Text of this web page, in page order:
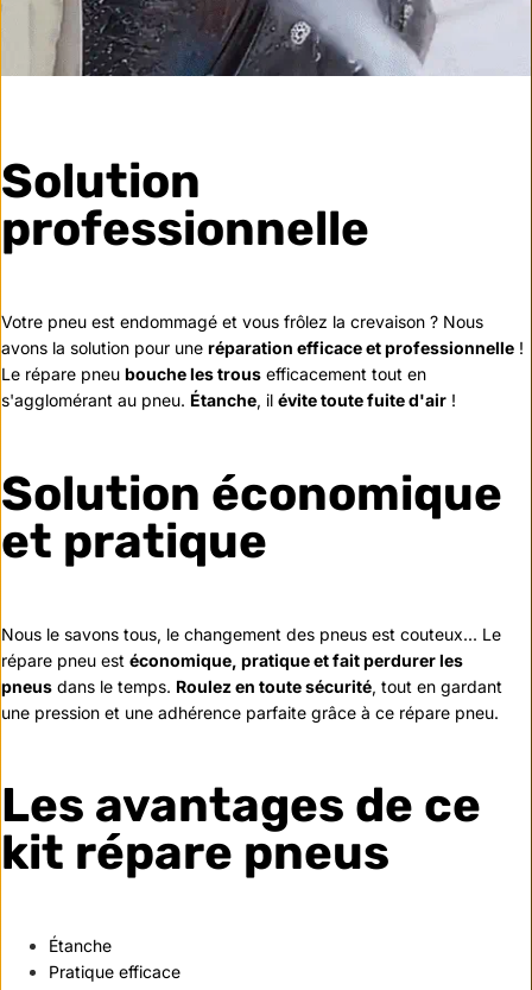
Solution
professionnelle
Votre pneu est endommagé et vous frôlez la crevaison ? Nous
avons la solution pour une réparation efficace et professionnelle !
Le répare pneu bouche les trous efficacement tout en
s'agglomérant au pneu. Étanche, il évite toute fuite d'air !
Solution économique
et pratique
Nous le savons tous, le changement des pneus est couteux... Le
répare pneu est économique, pratique et fait perdurer les
pneus dans le temps. Roulez en toute sécurité, tout en gardant
une pression et une adhérence parfaite grâce à ce répare pneu.
Les avantages de ce
kit répare pneus
Étanche
Pratique efficace